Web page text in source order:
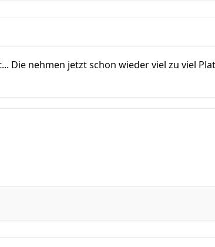
Die nehmen jetzt schon wieder viel zu viel